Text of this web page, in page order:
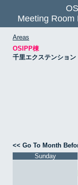
Meeting Room
Areas
OSIPP棟
千里エクステンション
<< Go To Month
Sunday